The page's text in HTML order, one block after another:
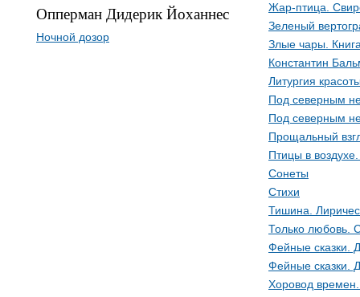
Опперман Дидерик Йоханнес
Ночной дозор
Жар-птица.
Зеленый
Злые чары.
Константин
Литургия
Под северным
Под северным
Прощальный
Птицы в
Сонеты
Стихи
Тишина.
Только любовь.
Фейные сказки.
Фейные сказки.
Хоровод времен.